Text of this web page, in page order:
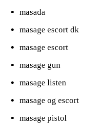
masada
masage escort dk
masage escort
masage gun
masage listen
masage og escort
masage pistol